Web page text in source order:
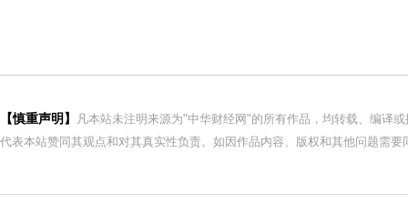
【慎重声明】
凡本站未注明来源为"中华财经网"的所有作品，均转载、编译
代表本站赞同其观点和对其真实性负责。如因作品内容、版权和其他问题需